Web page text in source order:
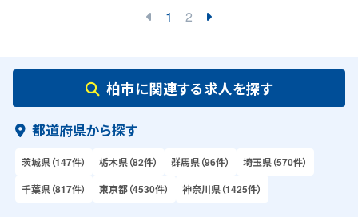
1 2
柏市に関連する求人を探す
都道府県から探す
茨城県（147件） 栃木県（82件） 群馬県（96件）
埼玉県（570件）
千葉県（817件）
東京都（4530件） 神奈川県（1425件）